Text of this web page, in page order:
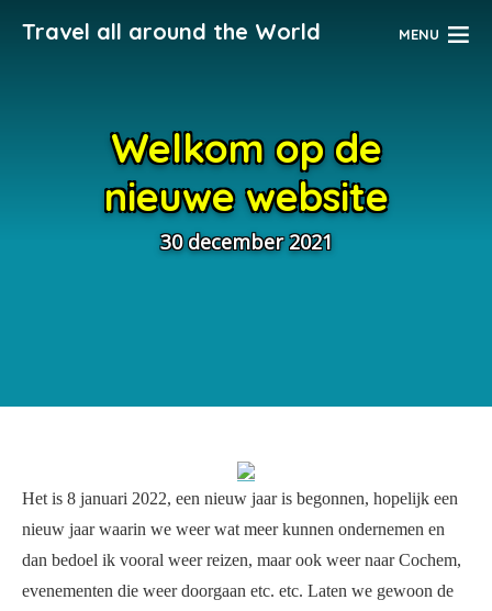
Travel all around the World MENU
Welkom op de
nieuwe website
30 december 2021
Het is 8 januari 2022, een nieuw jaar is begonnen, hopelijk een
nieuw jaar waarin we weer wat meer kunnen ondernemen en
dan bedoel ik vooral weer reizen, maar ook weer naar Cochem,
evenementen die weer doorgaan etc. etc. Laten we gewoon de